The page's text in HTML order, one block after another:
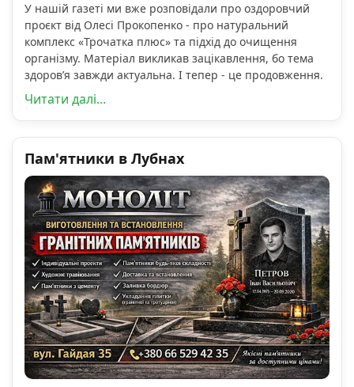
У нашій газеті ми вже розповідали про оздоровчий
проєкт від Олесі Прокопенко - про натуральний
комплекс «Трочатка плюс» та підхід до очищення
організму. Матеріал викликав зацікавлення, бо тема
здоров’я завжди актуальна. І тепер - це продовження.
Читати далі...
Пам'ятники в Лубнах